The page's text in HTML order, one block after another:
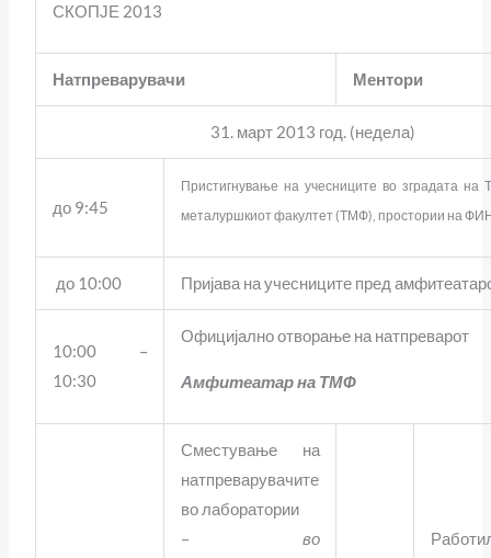
СКОПЈЕ 2013
Натпреварувачи Ментори
31. март 2013 год. (недела)
до 9:45
Пристигнување на учесниците во зградата на
металуршкиот факултет (ТМФ), простории на
до 10:00 Пријава на учесниците пред
10:00 –
10:30
Официјално отворање на натпреварот
Амфитеатар на ТМФ
Сместување на
натпреварувачите
во лаборатории
– во